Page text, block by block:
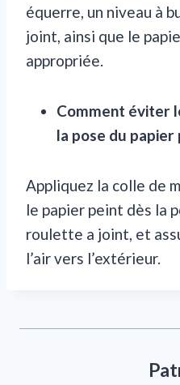
équerre, un niveau à
joint, ainsi que le
appropriée.
Comment éviter
la pose du papier
Appliquez la colle de
le papier peint dès la
roulette a joint, et
l’air vers l’extérieur.